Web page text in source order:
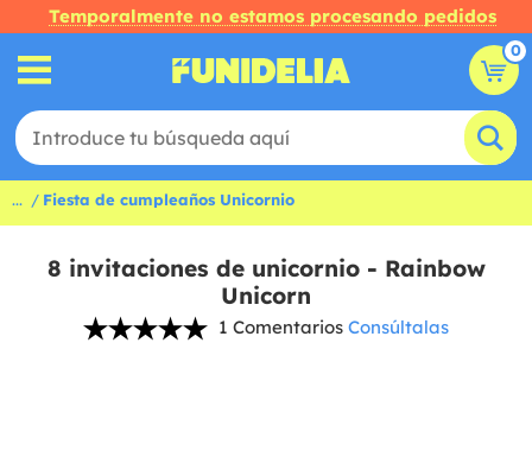
Temporalmente no estamos procesando pedidos
0
... Fiesta de cumpleaños Unicornio
8 invitaciones de unicornio - Rainbow
Unicorn
1 Comentarios Consúltalas